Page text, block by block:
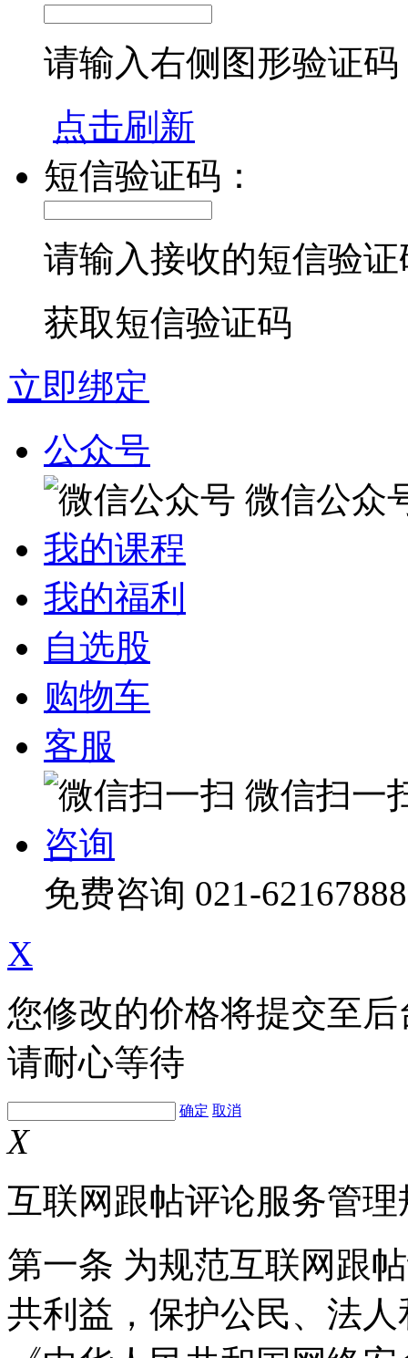
请输入右侧图形验证码
点击刷新
短信验证码：
请输入接收的短信验证
获取短信验证码
立即绑定
公众号
微信公众
我的课程
我的福利
自选股
购物车
客服
微信扫一
咨询
免费咨询 021-62167888
X
您修改的价格将提交至
请耐心等待
确定 取消
X
互联网跟帖评论服务管理
第一条 为规范互联网跟
共利益，保护公民、法